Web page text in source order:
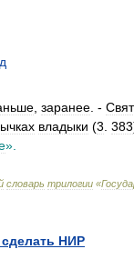
заранее . -
владыки (3 383
».
словарь трилогии «
НИР